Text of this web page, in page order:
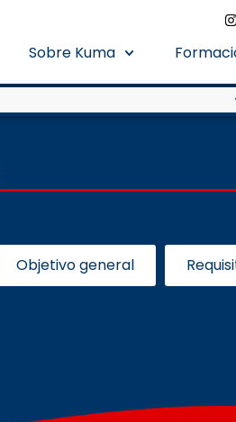
Sobre Kuma
Objetivo general